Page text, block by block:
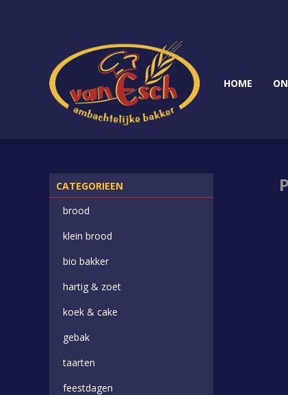
HOME
CATEGORIEEN
brood
klein brood
bio bakker
hartig & zoet
koek & cake
gebak
taarten
feestdagen